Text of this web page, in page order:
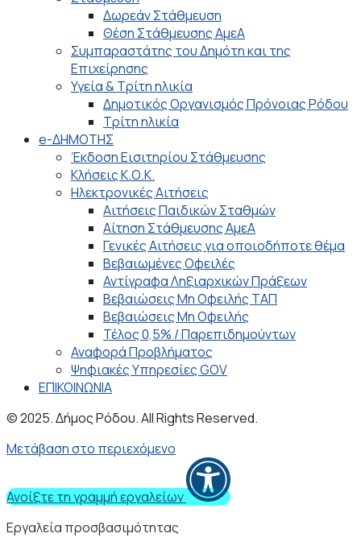
Δωρεάν Στάθμευση
Θέση Στάθμευσης ΑμεΑ
Συμπαραστάτης του Δημότη και της
Επιχείρησης
Υγεία & Τρίτη ηλικία
Δημοτικός Οργανισμός Πρόνοιας Ρόδου
Τρίτη ηλικία
e-ΔΗΜΟΤΗΣ
Έκδοση Εισιτηρίου Στάθμευσης
Κλήσεις Κ.Ο.Κ.
Ηλεκτρονικές Αιτήσεις
Αιτήσεις Παιδικών Σταθμών
Αίτηση Στάθμευσης ΑμεΑ
Γενικές Αιτήσεις για οποιοδήποτε θέμα
Βεβαιωμένες Οφειλές
Αντίγραφα Ληξιαρχικών Πράξεων
Βεβαιώσεις Μη Οφειλής ΤΑΠ
Βεβαιώσεις Μη Οφειλής
Τέλος 0,5% / Παρεπιδημούντων
Αναφορά Προβλήματος
Ψηφιακές Υπηρεσίες GOV
ΕΠΙΚΟΙΝΩΝΙΑ
© 2025. Δήμος Ρόδου. All Rights Reserved.
Μετάβαση στο περιεχόμενο
Ανοίξτε τη γραμμή εργαλείων
Εργαλεία προσβασιμότητας